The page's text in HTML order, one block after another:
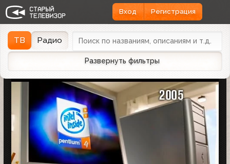
Вход Регистрация
ТВ Радио
Развернуть фильтры
Найдено 1166 записей Дата эфираДата заливки